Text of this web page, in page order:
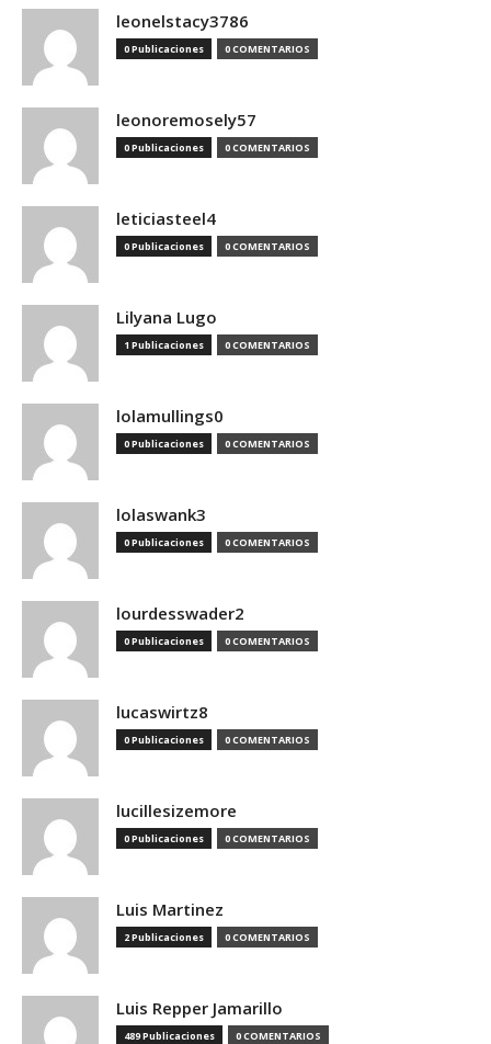
leonelstacy3786
0 Publicaciones 0 COMENTARIOS
leonoremosely57
0 Publicaciones 0 COMENTARIOS
leticiasteel4
0 Publicaciones 0 COMENTARIOS
Lilyana Lugo
1 Publicaciones 0 COMENTARIOS
lolamullings0
0 Publicaciones 0 COMENTARIOS
lolaswank3
0 Publicaciones 0 COMENTARIOS
lourdesswader2
0 Publicaciones 0 COMENTARIOS
lucaswirtz8
0 Publicaciones 0 COMENTARIOS
lucillesizemore
0 Publicaciones 0 COMENTARIOS
Luis Martinez
2 Publicaciones 0 COMENTARIOS
Luis Repper Jamarillo
489 Publicaciones 0 COMENTARIOS